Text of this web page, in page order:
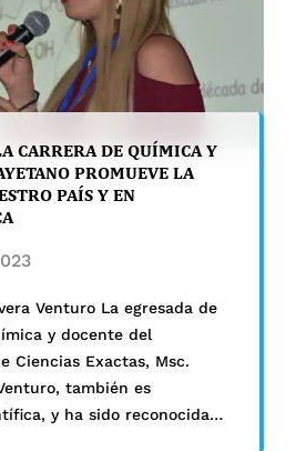
CARRERA DE QUÍMICA Y
PROMUEVE LA
PAÍS Y EN
Venturo La egresada de
y docente del
Ciencias Exactas, Msc.
también es
y ha sido reconocida